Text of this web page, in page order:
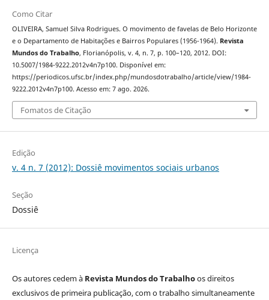
Como Citar
OLIVEIRA, Samuel Silva Rodrigues. O movimento de favelas de Belo Horizonte
e o Departamento de Habitações e Bairros Populares (1956-1964). Revista
Mundos do Trabalho, Florianópolis, v. 4, n. 7, p. 100–120, 2012. DOI:
10.5007/1984-9222.2012v4n7p100. Disponível em:
https://periodicos.ufsc.br/index.php/mundosdotrabalho/article/view/1984-
9222.2012v4n7p100. Acesso em: 7 ago. 2026.
Fomatos de Citação
Edição
v. 4 n. 7 (2012): Dossiê movimentos sociais urbanos
Seção
Dossiê
Licença
Os autores cedem à Revista Mundos do Trabalhoos direitos
exclusivos de primeira publicação, com o trabalho simultaneamente